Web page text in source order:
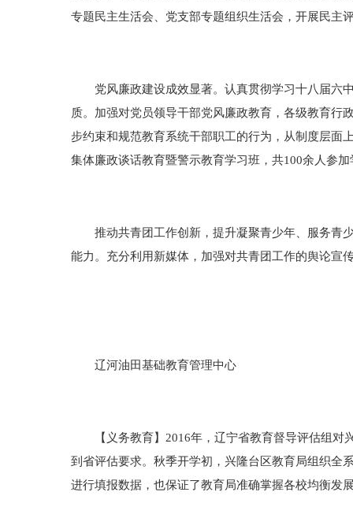
专题民主生活会、党支部专题组织生活会，开展民主
党风廉政建设成效显著。认真贯彻学习十八届六中
质。加强对党员领导干部党风廉政教育，各级教育行
步约束和规范教育系统干部职工的行为，从制度层面
集体廉政谈话教育暨警示教育学习班，共100余人参加
推动共青团工作创新，提升凝聚青少年、服务青少
能力。充分利用新媒体，加强对共青团工作的舆论宣
辽河油田基础教育管理中心
【义务教育】2016年，辽宁省教育督导评估组对
到省评估要求。秋季开学初，兴隆台区教育局组织全
进行填报数据，也保证了教育局准确掌握各校均衡发